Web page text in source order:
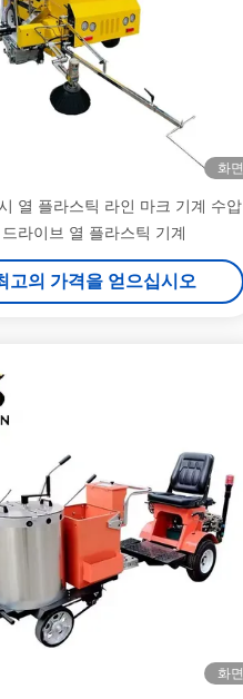
화면
열 플라스틱 라인 마크 기계 수압
드라이브 열 플라스틱 기계
고의 가격을 얻으십시오
화면